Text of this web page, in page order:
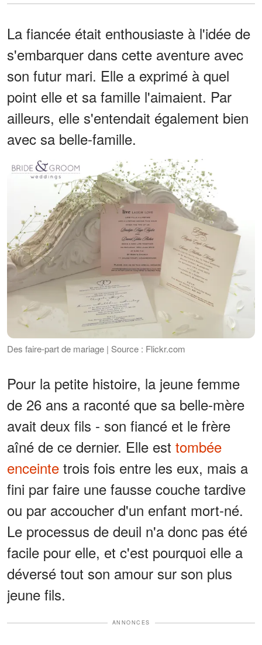
La fiancée était enthousiaste à l'idée de
s'embarquer dans cette aventure avec
son futur mari. Elle a exprimé à quel
point elle et sa famille l'aimaient. Par
ailleurs, elle s'entendait également bien
avec sa belle-famille.
Des faire-part de mariage | Source : Flickr.com
Pour la petite histoire, la jeune femme
de 26 ans a raconté que sa belle-mère
avait deux fils - son fiancé et le frère
aîné de ce dernier. Elle est tombée
enceinte trois fois entre les eux, mais a
fini par faire une fausse couche tardive
ou par accoucher d'un enfant mort-né.
Le processus de deuil n'a donc pas été
facile pour elle, et c'est pourquoi elle a
déversé tout son amour sur son plus
jeune fils.
ANNONCES